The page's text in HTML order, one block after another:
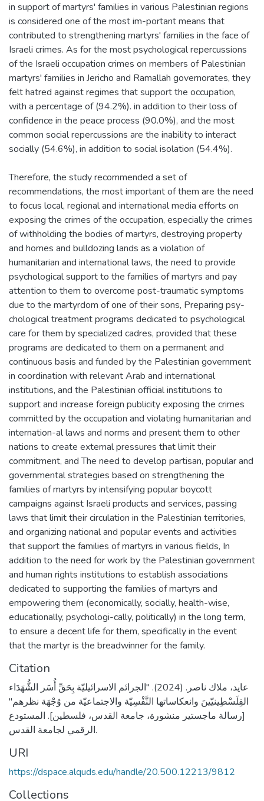
in support of martyrs' families in various Palestinian regions
is considered one of the most im-portant means that
contributed to strengthening martyrs' families in the face of
Israeli crimes. As for the most psychological repercussions
of the Israeli occupation crimes on members of Palestinian
martyrs' families in Jericho and Ramallah governorates, they
felt hatred against regimes that support the occupation,
with a percentage of (94.2%). in addition to their loss of
confidence in the peace process (90.0%), and the most
common social repercussions are the inability to interact
socially (54.6%), in addition to social isolation (54.4%).
Therefore, the study recommended a set of
recommendations, the most important of them are the need
to focus local, regional and international media efforts on
exposing the crimes of the occupation, especially the crimes
of withholding the bodies of martyrs, destroying property
and homes and bulldozing lands as a violation of
humanitarian and international laws, the need to provide
psychological support to the families of martyrs and pay
attention to them to overcome post-traumatic symptoms
due to the martyrdom of one of their sons, Preparing psy-
chological treatment programs dedicated to psychological
care for them by specialized cadres, provided that these
programs are dedicated to them on a permanent and
continuous basis and funded by the Palestinian government
in coordination with relevant Arab and international
institutions, and the Palestinian official institutions to
support and increase foreign publicity exposing the crimes
committed by the occupation and violating humanitarian and
internation-al laws and norms and present them to other
nations to create external pressures that limit their
commitment, and The need to develop partisan, popular and
governmental strategies based on strengthening the
families of martyrs by intensifying popular boycott
campaigns against Israeli products and services, passing
laws that limit their circulation in the Palestinian territories,
and organizing national and popular events and activities
that support the families of martyrs in various fields, In
addition to the need for work by the Palestinian government
and human rights institutions to establish associations
dedicated to supporting the families of martyrs and
empowering them (economically, socially, health-wise,
educationally, psychologi-cally, politically) in the long term,
to ensure a decent life for them, specifically in the event
that the martyr is the breadwinner for the family.
Citation
عايد، ملاك ناصر. (2024). "الجرائم الاسرائيليّة بِحَقِّ أُسَر الشُّهَدَاء
الفِلَسْطِينيّينَ وانعكاساتها النَّفْسِيّة والاجتماعيّة من وُجْهَة نظرهم"
[رسالة ماجستير منشورة، جامعة القدس، فلسطين]. المستودع
الرقمي لجامعة القدس.
URI
https://dspace.alquds.edu/handle/20.500.12213/9812
Collections